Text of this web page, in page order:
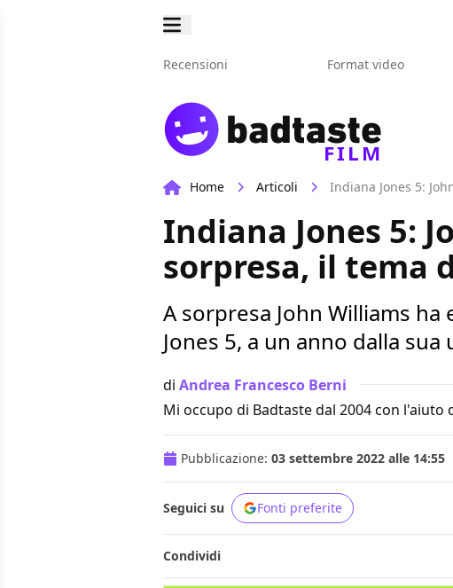
Recensioni Format video
FILM
Home Articoli Indiana Jones 5:
Indiana Jones 5:
sorpresa, il tema
A sorpresa John Williams
Jones 5, a un anno dalla sua
di Andrea Francesco Berni
Mi occupo di Badtaste dal 2004 con l'aiuto
Pubblicazione: 03 settembre 2022 alle 14:55
Seguici su Fonti preferite
Condividi